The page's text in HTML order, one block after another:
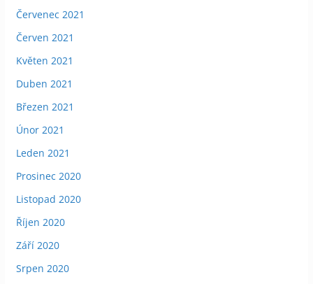
Červenec 2021
Červen 2021
Květen 2021
Duben 2021
Březen 2021
Únor 2021
Leden 2021
Prosinec 2020
Listopad 2020
Říjen 2020
Září 2020
Srpen 2020